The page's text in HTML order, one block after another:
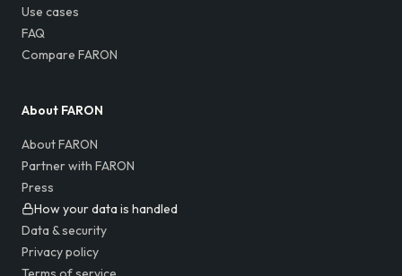
Use cases
FAQ
Compare FARON
About FARON
About FARON
Partner with FARON
Press
How your data is handled
Data & security
Privacy policy